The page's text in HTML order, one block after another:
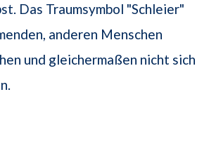
Das Traumsymbol "Schleier"
anderen Menschen
und gleichermaßen nicht sich